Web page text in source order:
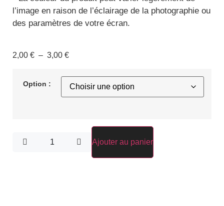
l’image en raison de l’éclairage de la photographie ou
des paramètres de votre écran.
2,00 € – 3,00 €
Option :
Ajouter au panier